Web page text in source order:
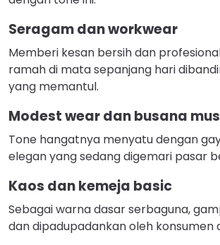
Seragam dan workwear
Memberi kesan bersih dan
ramah di mata sepanjang hari
yang memantul.
Modest wear dan busana
Tone hangatnya menyatu dengan
elegan yang sedang digemari pasar
Kaos dan kemeja basic
Sebagai warna dasar serbaguna,
dan dipadupadankan oleh konsumen